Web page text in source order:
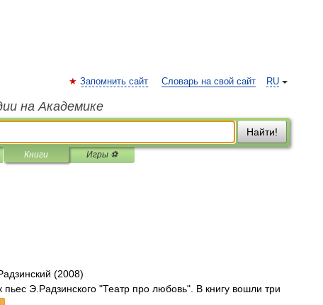
RU
Запомнить сайт Словарь на свой сайт
на Академике
Найти!
Книги Игры ⚽
(2008)
Э.Радзинского "Театр про любовь". В книгу вошли три